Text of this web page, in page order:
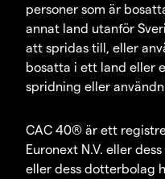
personer som är
annat land utanför
att spridas till, eller
bosatta i ett land eller
spridning eller
CAC 40® är ett
Euronext N.V. eller
eller dess dotterbolag